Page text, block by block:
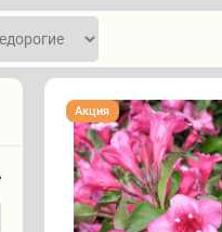
ВЕЙГЕЛА
"МИНУЭТ"
Акция